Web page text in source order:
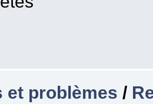
et problèmes /